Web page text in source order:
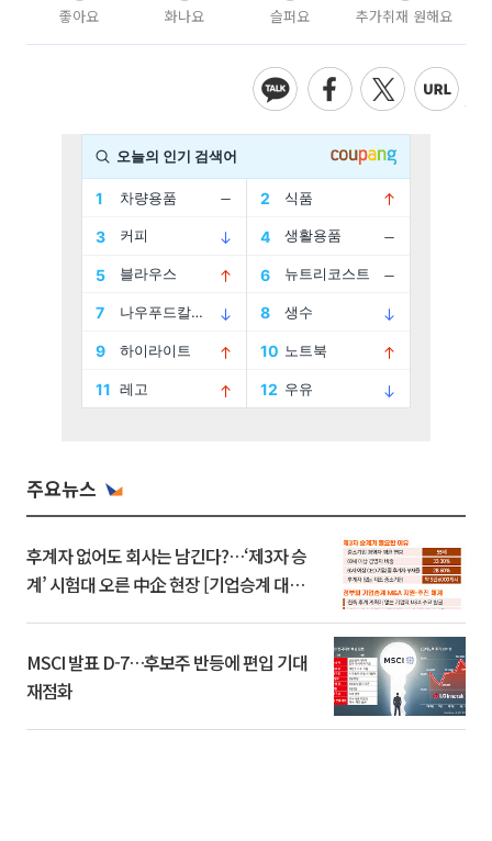
좋아요 화나요 슬퍼요 추가취재 원해요
주요뉴스
후계자 없어도 회사는 남긴다?…‘제3자 승
계’ 시험대 오른 中企 현장 [기업승계 대전
MSCI 발표 D-7…후보주 반등에 편입 기대
재점화